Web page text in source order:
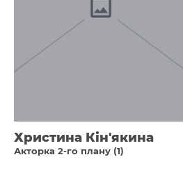
Христина Кін'якина
Акторка 2-го плану (1)